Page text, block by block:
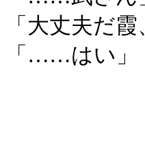
「大丈夫だ
「……はい」